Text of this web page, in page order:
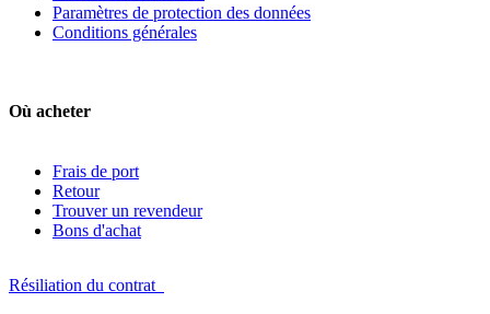
Paramètres de protection des données
Conditions générales
Où acheter
Frais de port
Retour
Trouver un revendeur
Bons d'achat
Résiliation du contrat